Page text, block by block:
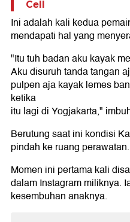
Cell
Ini adalah kali kedua
mendapati hal yang
"Itu tuh badan aku kayak
Aku disuruh tanda tangan
pulpen aja kayak lemes
ketika
itu lagi di Yogjakarta,"
Berutung saat ini kondisi
pindah ke ruang perawatan.
Momen ini pertama kali
dalam Instagram miliknya.
kesembuhan anaknya.